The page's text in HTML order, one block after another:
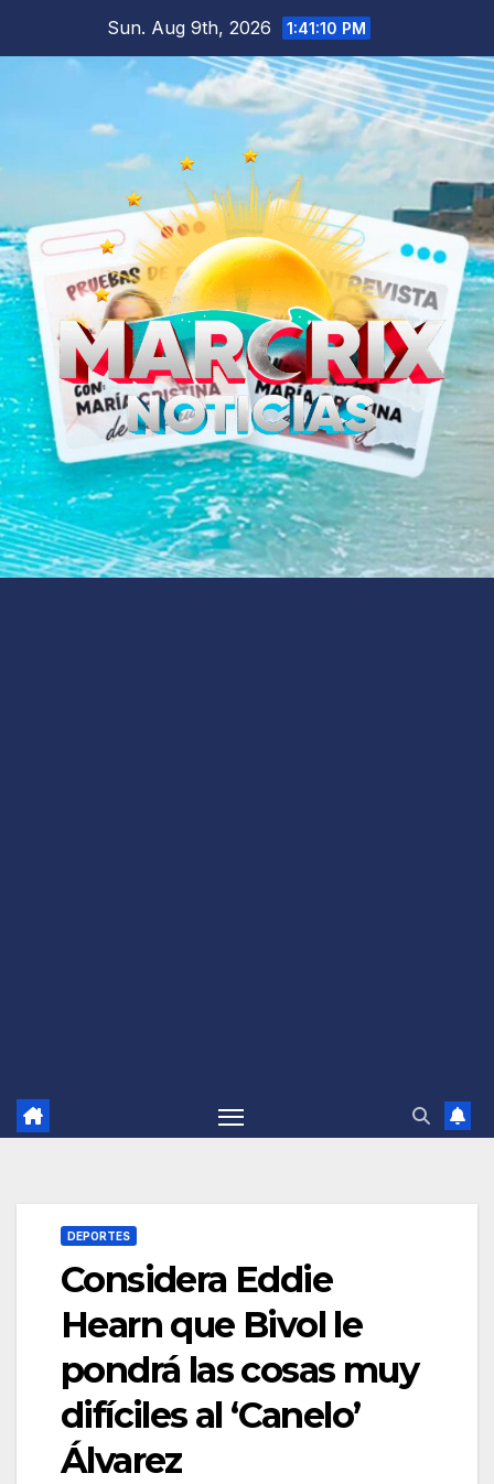
Sun. Aug 9th, 2026 1:41:11 PM
DEPORTES
Considera Eddie
Hearn que Bivol le
pondrá las cosas muy
difíciles al ‘Canelo’
Álvarez